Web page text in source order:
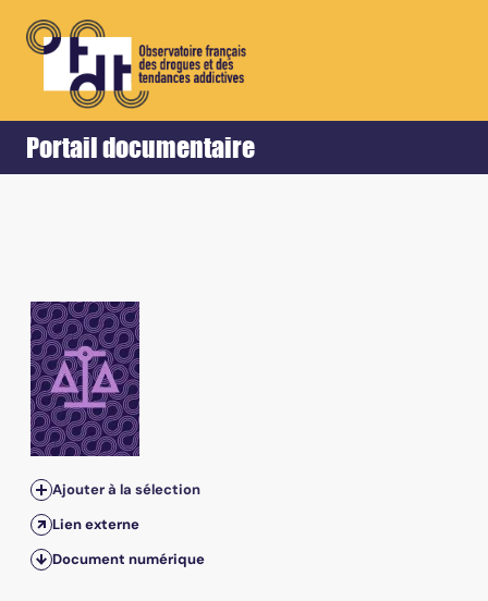
Portail documentaire
Accueil Retour
Ajouter à la sélection
Lien externe
Document numérique